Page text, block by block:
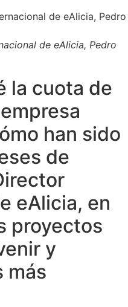
de eAlicia, Pedro
la cuota de
han sido
de
eAlicia, en
proyectos
y
más